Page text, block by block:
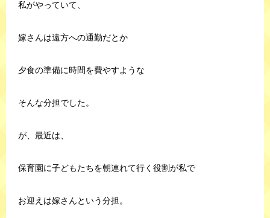
私がやっていて、
嫁さんは遠方への通勤だとか
夕食の準備に時間を費やすような
そんな分担でした。
が、最近は、
保育園に子どもたちを朝連れて行く役割が私で
お迎えは嫁さんという分担。